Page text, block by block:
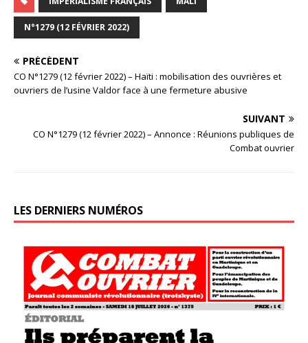
N°1279 (12 FÉVRIER 2022)
PRÉCÉDENT
CO N°1279 (12 février 2022) – Haïti : mobilisation des ouvrières et
ouvriers de l’usine Valdor face à une fermeture abusive
SUIVANT
CO N°1279 (12 février 2022) – Annonce : Réunions publiques de
Combat ouvrier
LES DERNIERS NUMÉROS